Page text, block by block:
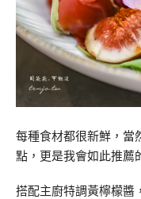
每種食材都很新鮮，當
點，更是我會如此推薦
搭配主廚特調黃檸檬醬